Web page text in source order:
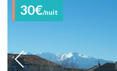
30€/nuit